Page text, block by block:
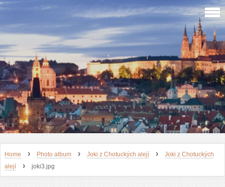
Home › Photo album › Joki z Chotuckých alejí ›
Joki z Chotuckých
alejí
› joki3.jpg